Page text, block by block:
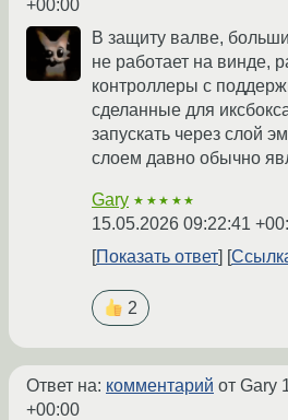
+00:00
В защиту валве,
не работает на винде,
контроллеры с
сделанные для
запускать через слой
слоем давно обычно
Gary ★★★★★
15.05.2026 09:22:41
Показать ответ
2
Ответ на: комментарий от Gary
+00:00